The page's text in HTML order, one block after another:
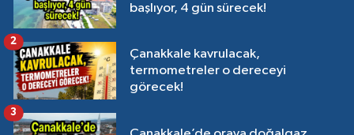
başlıyor, 4 gün sürecek!
Çanakkale kavrulacak,
termometreler o dereceyi
görecek!
2
3